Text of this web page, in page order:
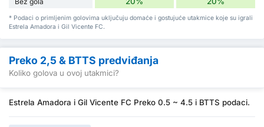
* Podaci o primljenim golovima uključuju domaće i gostujuće utakmice koje su igrali
Estrela Amadora i Gil Vicente FC.
Preko 2,5 & BTTS predviđanja
Koliko golova u ovoj utakmici?
Estrela Amadora i Gil Vicente FC Preko 0.5 ~ 4.5 i BTTS podaci.